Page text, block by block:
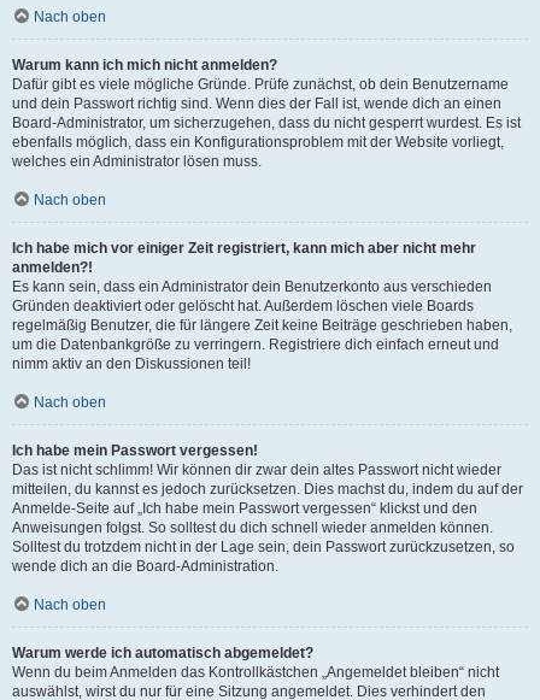
Nach oben
Warum kann ich mich nicht anmelden?
Dafür gibt es viele mögliche Gründe. Prüfe zunächst, ob dein Benutzername
und dein Passwort richtig sind. Wenn dies der Fall ist, wende dich an einen
Board-Administrator, um sicherzugehen, dass du nicht gesperrt wurdest. Es ist
ebenfalls möglich, dass ein Konfigurationsproblem mit der Website vorliegt,
welches ein Administrator lösen muss.
Nach oben
Ich habe mich vor einiger Zeit registriert, kann mich aber nicht mehr
anmelden?!
Es kann sein, dass ein Administrator dein Benutzerkonto aus verschieden
Gründen deaktiviert oder gelöscht hat. Außerdem löschen viele Boards
regelmäßig Benutzer, die für längere Zeit keine Beiträge geschrieben haben,
um die Datenbankgröße zu verringern. Registriere dich einfach erneut und
nimm aktiv an den Diskussionen teil!
Nach oben
Ich habe mein Passwort vergessen!
Das ist nicht schlimm! Wir können dir zwar dein altes Passwort nicht wieder
mitteilen, du kannst es jedoch zurücksetzen. Dies machst du, indem du auf der
Anmelde-Seite auf „Ich habe mein Passwort vergessen“ klickst und den
Anweisungen folgst. So solltest du dich schnell wieder anmelden können.
Solltest du trotzdem nicht in der Lage sein, dein Passwort zurückzusetzen, so
wende dich an die Board-Administration.
Nach oben
Warum werde ich automatisch abgemeldet?
Wenn du beim Anmelden das Kontrollkästchen „Angemeldet bleiben“ nicht
auswählst, wirst du nur für eine Sitzung angemeldet. Dies verhindert den